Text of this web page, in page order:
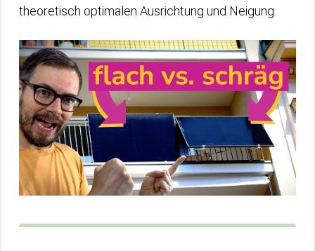
theoretisch optimalen Ausrichtung und Neigung.